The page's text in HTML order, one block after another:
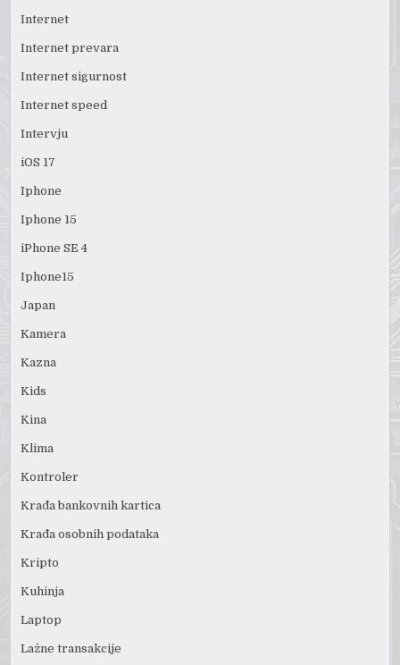
Internet
Internet prevara
Internet sigurnost
Internet speed
Intervju
iOS 17
Iphone
Iphone 15
iPhone SE 4
Iphone15
Japan
Kamera
Kazna
Kids
Kina
Klima
Kontroler
Krađa bankovnih kartica
Krađa osobnih podataka
Kripto
Kuhinja
Laptop
Lažne transakcije